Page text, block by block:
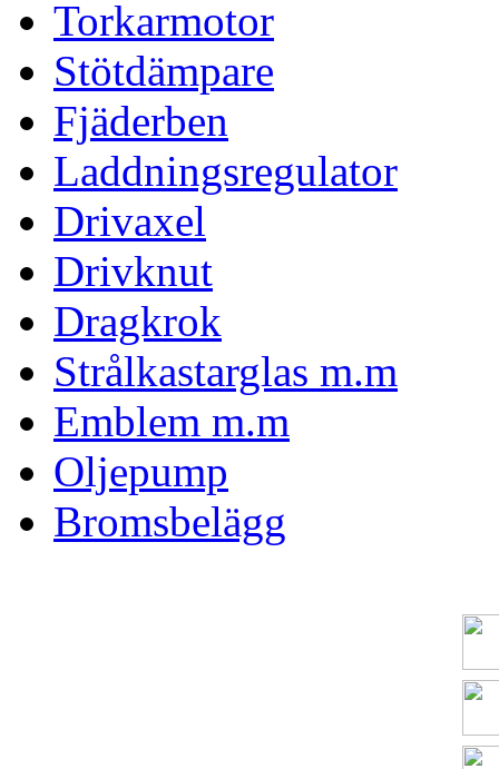
Torkarmotor
Stötdämpare
Fjäderben
Laddningsregulator
Drivaxel
Drivknut
Dragkrok
Strålkastarglas m.m
Emblem m.m
Oljepump
Bromsbelägg